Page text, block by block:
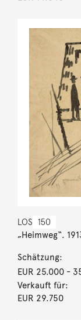
LOS 150
„Heimweg“.
Schätzung:
EUR 25.000-
Verkauft für:
EUR 29.750